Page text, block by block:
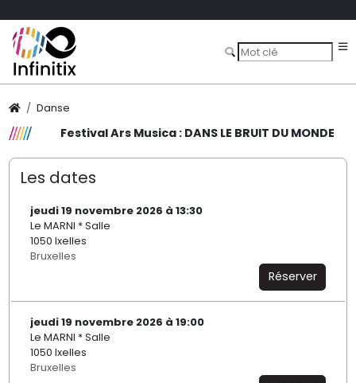
Danse
Festival Ars Musica : DANS LE BRUIT DU MONDE
Les dates
jeudi 19 novembre 2026 à 13:30
Le MARNI * Salle
1050 Ixelles
Bruxelles
Réserver
jeudi 19 novembre 2026 à 19:00
Le MARNI * Salle
1050 Ixelles
Bruxelles